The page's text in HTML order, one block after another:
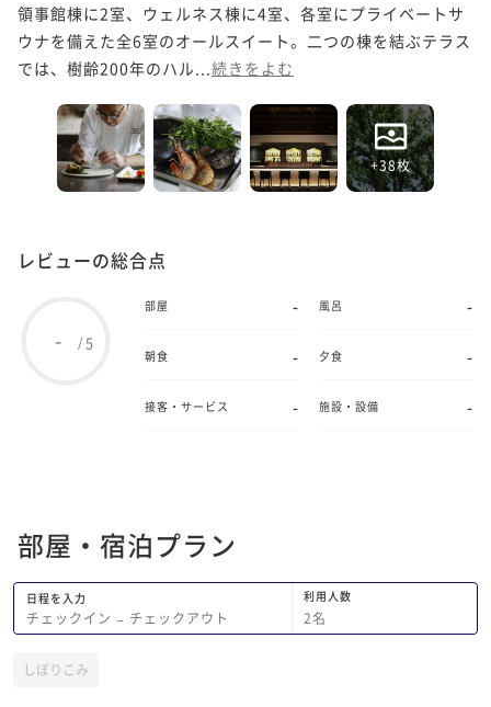
領事館棟に2室、ウェルネス棟に4室、各室にプライベートサ
ウナを備えた全6室のオールスイート。二つの棟を結ぶテラス
では、樹齢200年のハル... 続きをよむ
+38枚
レビューの総合点
- /5
部屋 - 風呂 -
朝食 - 夕食 -
接客・サービス - 施設・設備 -
部屋・宿泊プラン
日程を入力
チェックイン − チェックアウト
利用人数
2名
しぼりこみ